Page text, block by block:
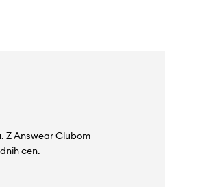
Z Answear Clubom
cen.